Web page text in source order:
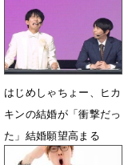
5月1日 08時23分
はじめしゃちょー、ヒカ
キンの結婚が「衝撃だっ
た」結婚願望高まる
12月13日 07時51分